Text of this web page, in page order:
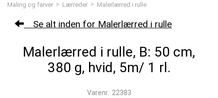
Maling og farver > Lærreder > Malerlærred i rulle
Se alt inden for Malerlærred i rulle
Malerlærred i rulle, B: 50 cm,
380 g, hvid, 5m/ 1 rl.
Varenr.: 22383